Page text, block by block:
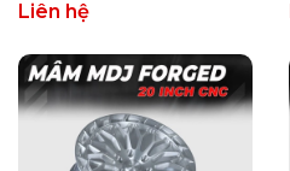
Liên hệ